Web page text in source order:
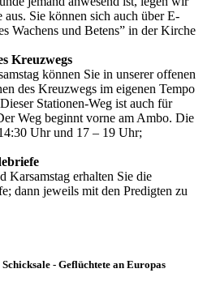
Sie können sich auch über E-
Wachens und Betens” in der Kirche
Kreuzwegs
können Sie in unserer offenen
des Kreuzwegs im eigenen Tempo
Stationen-Weg ist auch für
Weg beginnt vorne am Ambo. Die
Uhr und 17 – 19 Uhr;
Karsamstag erhalten Sie die
dann jeweils mit den Predigten zu
- Geflüchtete an Europas